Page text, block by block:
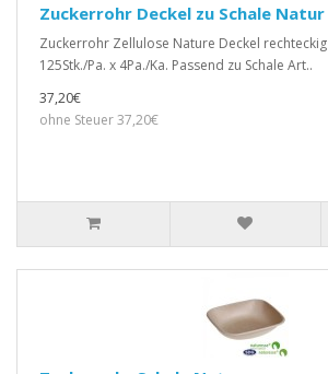
Zuckerrohr Deckel zu Schale Natur
Zuckerrohr Zellulose Nature Deckel
125Stk./Pa. x 4Pa./Ka. Passend zu Schale Art..
37,20€
ohne Steuer 37,20€